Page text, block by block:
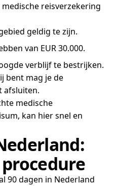
reisverzekering
geldig te zijn.
van EUR 30.000.
verblijf te bestrijken.
bent mag je de
afsluiten.
medische
kan hier snel en
90 dagen in Nederland